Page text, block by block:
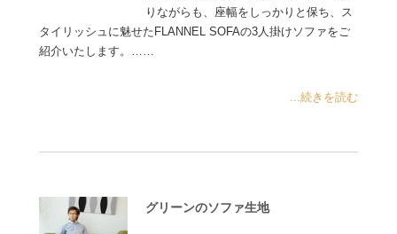
りながらも、座幅をしっかりと保ち、ス
タイリッシュに魅せたFLANNEL SOFAの3人掛けソファをご
紹介いたします。……
...続きを読む
グリーンのソファ生地